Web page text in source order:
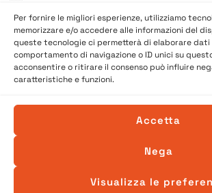
Per fornire le migliori esperienze, utilizziamo
memorizzare e/o accedere alle informazioni del
queste tecnologie ci permetterà di elaborare dati
comportamento di navigazione o ID unici su
acconsentire o ritirare il consenso può influire
caratteristiche e funzioni.
Accetta
Nega
Visualizza le